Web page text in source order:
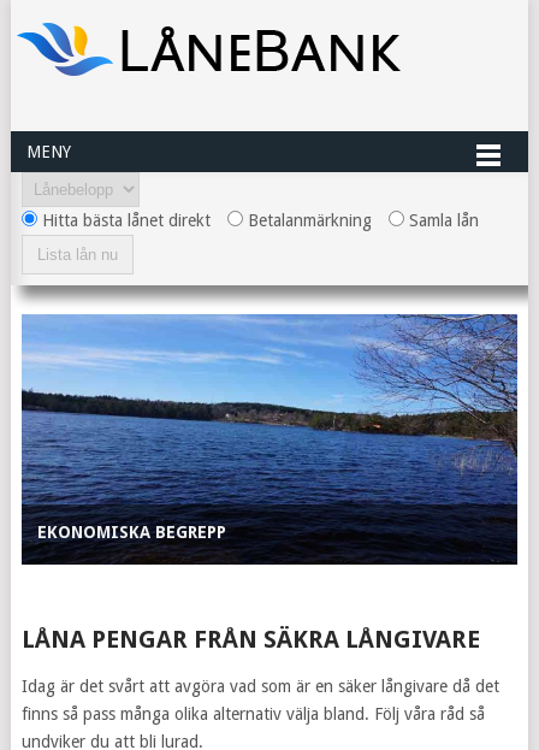
MENY
Hitta bästa lånet direkt Betalanmärkning Samla lån
EKONOMISKA BEGREPP
LÅNA PENGAR FRÅN SÄKRA LÅNGIVARE
Idag är det svårt att avgöra vad som är en säker långivare då det
finns så pass många olika alternativ välja bland. Följ våra råd så
undviker du att bli lurad.